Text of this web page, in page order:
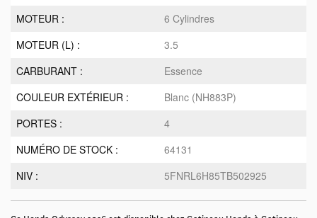
MOTEUR :
6 Cylindres
MOTEUR (L) :
3.5
CARBURANT :
Essence
COULEUR EXTÉRIEUR :
Blanc (NH883P)
PORTES :
4
NUMÉRO DE STOCK :
64131
NIV :
5FNRL6H85TB502925